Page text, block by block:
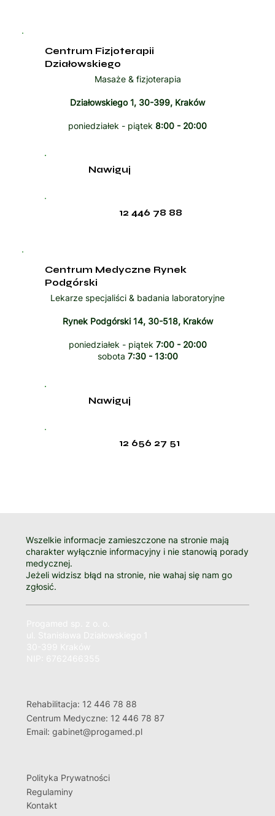
Centrum Fizjoterapii
Działowskiego
Masaże & fizjoterapia
Działowskiego 1, 30-399, Kraków
poniedziałek - piątek 8:00 - 20:00
12 446 78 88
Nawiguj
Centrum Medyczne Rynek
Podgórski
Lekarze specjaliści & badania laboratoryjne
Rynek Podgórski 14, 30-518, Kraków
poniedziałek - piątek 7:00 - 20:00
sobota 7:30 - 13:00
12 656 27 51
Nawiguj
Wszelkie informacje zamieszczone na stronie mają
charakter wyłącznie informacyjny i nie stanowią porady
medycznej.
Jeżeli widzisz błąd na stronie, nie wahaj się nam go
zgłosić.
Rehabilitacja: 12 446 78 88
Centrum Medyczne: 12 446 78 87
Email: gabinet@progamed.pl
Polityka Prywatności
Regulaminy
Kontakt